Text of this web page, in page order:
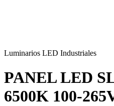
Luminarios LED Industriales
PANEL LED
6500K 100-